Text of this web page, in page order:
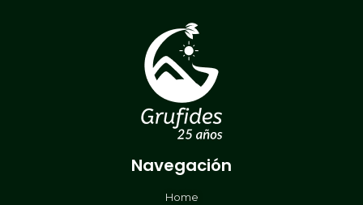
Navegación
Home